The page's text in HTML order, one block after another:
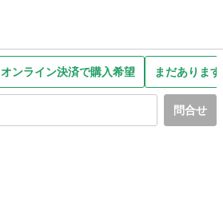
オンライン決済で購入希望 まだありま
問合せ